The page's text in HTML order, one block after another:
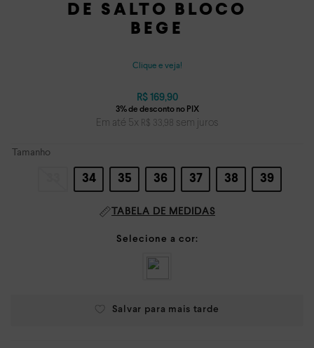
DE SALTO BLOCO
BEGE
Clique e veja!
R$ 169,90
Em até 5x R$ 33,98 sem juros
Tamanho
34 35 36 37 38 39
TABELA DE MEDIDAS